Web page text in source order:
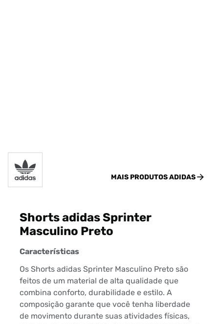
MAIS PRODUTOSADIDAS
Shorts adidas Sprinter
Masculino Preto
Características
Os Shorts adidas Sprinter Masculino Preto são
feitos de um material de alta qualidade que
combina conforto, durabilidade e estilo. A
composição garante que você tenha liberdade
de movimento durante suas atividades físicas,